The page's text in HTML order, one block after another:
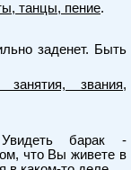
танцы, пение.
заденет. Быть
занятия, звания,
барак -
что Вы живете в